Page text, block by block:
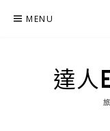
MENU
達人